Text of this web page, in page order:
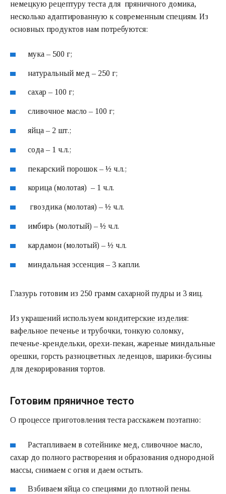
немецкую рецептуру теста для пряничного домика,
несколько адаптированную к современным специям. Из
основных продуктов нам потребуются:
мука – 500 г;
натуральный мед – 250 г;
сахар – 100 г;
сливочное масло – 100 г;
яйца – 2 шт.;
сода – 1 ч.л.;
пекарский порошок – ½ ч.л.;
корица (молотая) – 1 ч.л.
гвоздика (молотая) – ½ ч.л.
имбирь (молотый) – ½ ч.л.
кардамон (молотый) – ½ ч.л.
миндальная эссенция – 3 капли.
Глазурь готовим из 250 грамм сахарной пудры и 3 яиц.
Из украшений используем кондитерские изделия:
вафельное печенье и трубочки, тонкую соломку,
печенье-крендельки, орехи-пекан, жареные миндальные
орешки, горсть разноцветных леденцов, шарики-бусины
для декорирования тортов.
Готовим пряничное тесто
О процессе приготовления теста расскажем поэтапно:
Растапливаем в сотейнике мед, сливочное масло,
сахар до полного растворения и образования однородной
массы, снимаем с огня и даем остыть.
Взбиваем яйца со специями до плотной пены.